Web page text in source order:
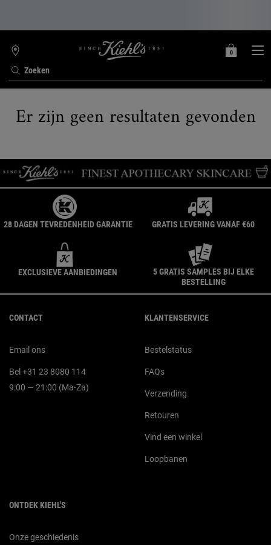
Zoeken
WINKELZOEKER
MIJN
0
0 PRODUCT
Er zijn geen resultaten gevonden
28 DAGEN TEVREDENHEID GARANTIE GRATIS LEVERING VANAF €60
EXCLUSIEVE AANBIEDINGEN
5 GRATIS SAMPLES BIJ ELKE
BESTELLING
CONTACT
Email ons
Bel +31 23 8080 114
9:00 — 21:00 (Ma-Za)
KLANTENSERVICE
Bestelstatus
FAQs
Verzending
Retouren
Vind een winkel
Loopbanen
ONTDEK KIEHL'S
Onze geschiedenis